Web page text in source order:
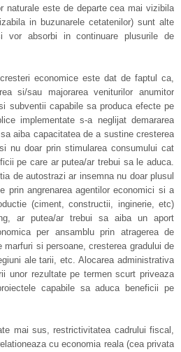
naturale este de departe cea mai vizibila
in buzunarele cetatenilor) sunt alte
vor absorbi in continuare plusurile de
economice este dat de faptul ca,
si/sau majorarea veniturilor anumitor
subventii capabile sa produca efecte pe
implementate s-a neglijat demararea
aiba capacitatea de a sustine cresterea
nu doar prin stimularea consumului cat
pe care ar putea/ar trebui sa le aduca.
de autostrazi ar insemna nu doar plusul
prin angrenarea agentilor economici si a
(ciment, constructii, inginerie, etc)
ar putea/ar trebui sa aiba un aport
per ansamblu prin atragerea de
si persoane, cresterea gradului de
ale tarii, etc. Alocarea administrativa
unor rezultate pe termen scurt priveaza
capabile sa aduca beneficii pe
mai sus, restrictivitatea cadrului fiscal,
cu economia reala (cea privata